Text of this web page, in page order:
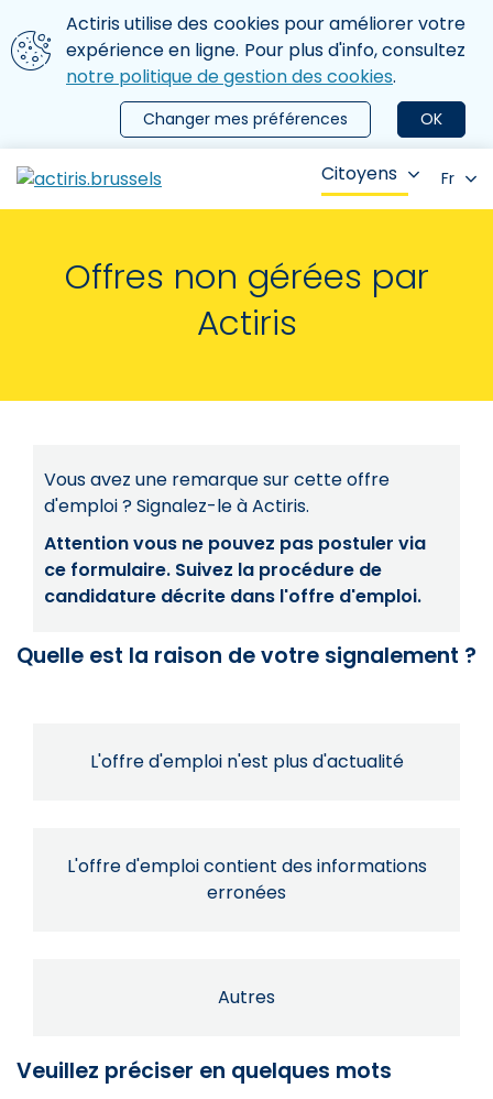
Aller au contenu principal
Nous utilisons des cookies
Actiris utilise des cookies pour améliorer votre
expérience en ligne. Pour plus d'info, consultez
notre politique de gestion des cookies.
OK
Changer mes préférences
le menu
Citoyens Fr
Offres non gérées par
Actiris
Vous avez une remarque sur cette offre
d'emploi ? Signalez-le à Actiris.
Attention vous ne pouvez pas postuler via
ce formulaire. Suivez la procédure de
candidature décrite dans l'offre d'emploi.
Quelle est la raison de votre signalement ?
L'offre d'emploi n'est plus d'actualité
L'offre d'emploi contient des informations
erronées
Autres
Veuillez préciser en quelques mots